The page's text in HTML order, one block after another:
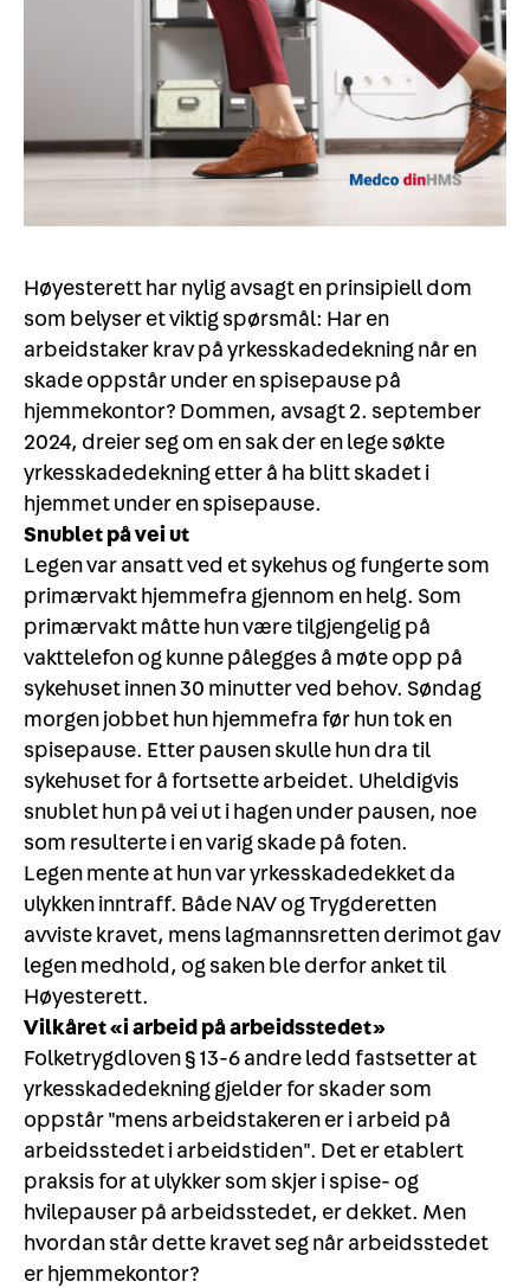
Høyesterett har nylig avsagt en prinsipiell dom
som belyser et viktig spørsmål: Har en
arbeidstaker krav på yrkesskadedekning når en
skade oppstår under en spisepause på
hjemmekontor? Dommen, avsagt 2. september
2024, dreier seg om en sak der en lege søkte
yrkesskadedekning etter å ha blitt skadet i
hjemmet under en spisepause.
Snublet på vei ut
Legen var ansatt ved et sykehus og fungerte som
primærvakt hjemmefra gjennom en helg. Som
primærvakt måtte hun være tilgjengelig på
vakttelefon og kunne pålegges å møte opp på
sykehuset innen 30 minutter ved behov. Søndag
morgen jobbet hun hjemmefra før hun tok en
spisepause. Etter pausen skulle hun dra til
sykehuset for å fortsette arbeidet. Uheldigvis
snublet hun på vei ut i hagen under pausen, noe
som resulterte i en varig skade på foten.
Legen mente at hun var yrkesskadedekket da
ulykken inntraff. Både NAV og Trygderetten
avviste kravet, mens lagmannsretten derimot gav
legen medhold, og saken ble derfor anket til
Høyesterett.
Vilkåret «i arbeid på arbeidsstedet»
Folketrygdloven § 13-6 andre ledd fastsetter at
yrkesskadedekning gjelder for skader som
oppstår "mens arbeidstakeren er i arbeid på
arbeidsstedet i arbeidstiden". Det er etablert
praksis for at ulykker som skjer i spise- og
hvilepauser på arbeidsstedet, er dekket. Men
hvordan står dette kravet seg når arbeidsstedet
er hjemmekontor?